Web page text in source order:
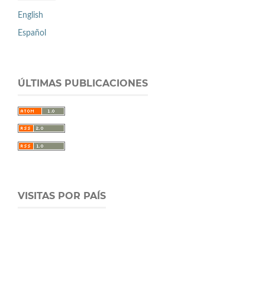
English
Español
ÚLTIMAS PUBLICACIONES
VISITAS POR PAÍS